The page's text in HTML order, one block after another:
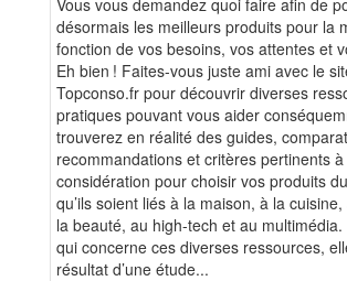
désormais les meilleurs produits pour la
fonction de vos besoins, vos attentes et
Eh bien ! Faites-vous juste ami avec le
Topconso.fr pour découvrir diverses
pratiques pouvant vous aider
trouverez en réalité des guides,
recommandations et critères pertinents
considération pour choisir vos produits
qu’ils soient liés à la maison, à la
la beauté, au high-tech et au
qui concerne ces diverses ressources,
résultat d’une étude...